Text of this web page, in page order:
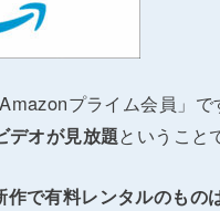
プライム会員」で
デオが見放題ということ
で有料レンタルのもの